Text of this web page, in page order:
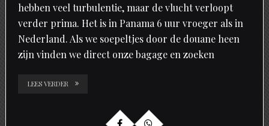
hebben veel turbulentie, maar de vlucht verloopt
verder prima. Het is in Panama 6 uur vroeger als in
Nederland. Als we soepeltjes door de douane heen
zijn vinden we direct onze bagage en zoeken
LEES VERDER